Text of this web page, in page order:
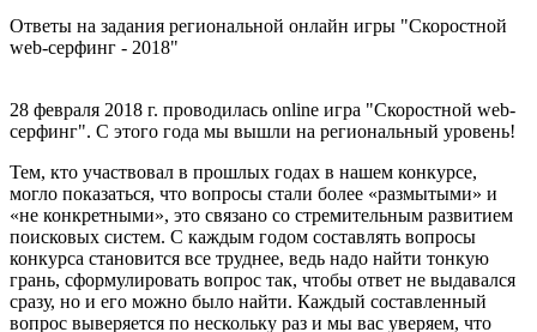
Ответы на задания региональной онлайн игры "Скоростной
web-серфинг - 2018"
28 февраля 2018 г. проводилась online игра "Скоростной web-
серфинг". С этого года мы вышли на региональный уровень!
Тем, кто участвовал в прошлых годах в нашем конкурсе,
могло показаться, что вопросы стали более «размытыми» и
«не конкретными», это связано со стремительным развитием
поисковых систем. С каждым годом составлять вопросы
конкурса становится все труднее, ведь надо найти тонкую
грань, сформулировать вопрос так, чтобы ответ не выдавался
сразу, но и его можно было найти. Каждый составленный
вопрос выверяется по нескольку раз и мы вас уверяем, что